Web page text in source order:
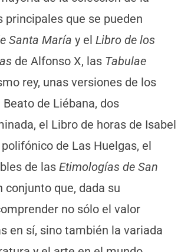
principales que se pueden
Santa María y el Libro de los
de Alfonso X, las Tabulae
rey, unas versiones de los
de Liébana, dos
el Libro de horas de Isabel
de Las Huelgas, el
de las Etimologías de San
conjunto que, dada su
no sólo el valor
en sí, sino también la variada